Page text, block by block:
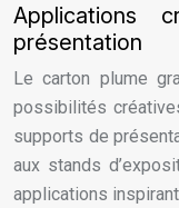
Applications
présentation
Le carton plume
possibilités
supports de
aux stands
applications